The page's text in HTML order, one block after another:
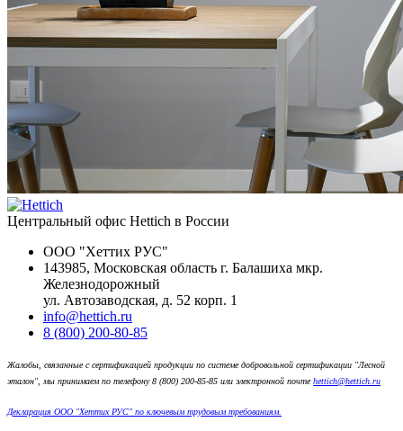
Центральный офис Hettich в России
ООО "Хеттих РУС"
143985, Московская область г. Балашиха мкр.
Железнодорожный
ул. Автозаводская, д. 52 корп. 1
info@hettich.ru
8 (800) 200-80-85
Жалобы, связанные с сертификацией продукции по системе добровольной сертификации "Лесной
эталон", мы принимаем по телефону 8 (800) 200-85-85 или электронной почтеhettich@hettich.ru
Декларация ООО "Хеттих РУС" по ключевым трудовым требованиям.